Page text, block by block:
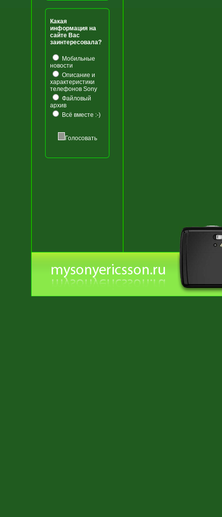
Какая
информация на
сайте Вас
заинтересовала?
Мобильные
новости
Описание и
характеристики
телефонов Sony
Файловый
архив
Всё вместе :-)
Голосовать